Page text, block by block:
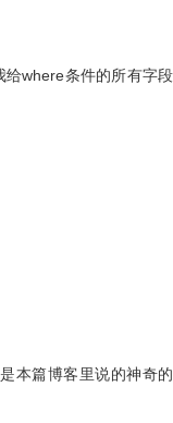
给where条件的所有字段
本篇博客里说的神奇的